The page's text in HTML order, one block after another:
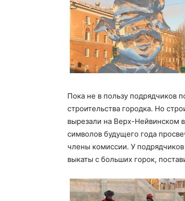
Пока не в пользу подрядчиков
строительства городка. Но
вырезали на Верх-Нейвинском
символов будущего года
члены комиссии. У подрядчиков
выкаты с больших горок,